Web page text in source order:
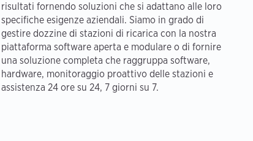
risultati fornendo soluzioni che si adattano alle loro
specifiche esigenze aziendali. Siamo in grado di
gestire dozzine di stazioni di ricarica con la nostra
piattaforma software aperta e modulare o di fornire
una soluzione completa che raggruppa software,
hardware, monitoraggio proattivo delle stazioni e
assistenza 24 ore su 24, 7 giorni su 7.